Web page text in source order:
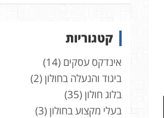
קטגוריות
אינדקס עסקים (14)
ביגוד והנעלה בחולון(2)
בלוג חולון(35)
בעלי מקצוע בחולון(3)